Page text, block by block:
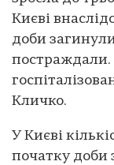
Києві
доби
постраждали.
Кличко.
У Києві
початку доби